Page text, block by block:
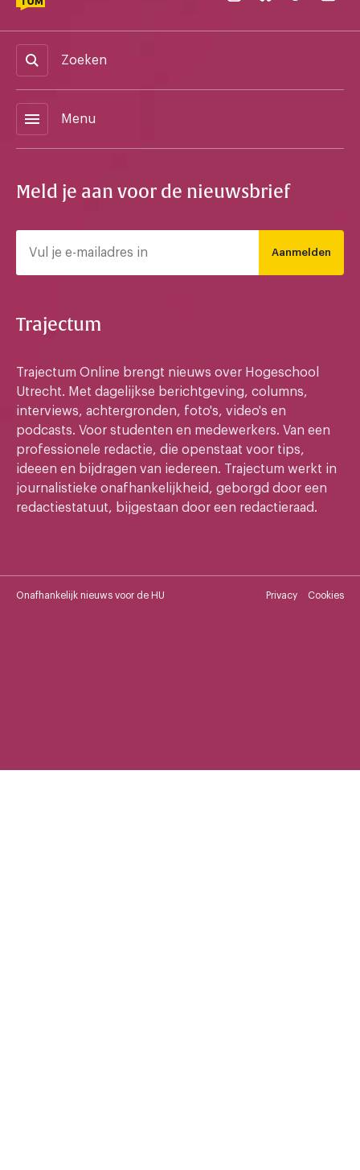
Zoeken
menu Menu
Meld je aan voor de nieuwsbrief
Aanmelden
Trajectum
Trajectum Online brengt nieuws over Hogeschool
Utrecht. Met dagelijkse berichtgeving, columns,
interviews, achtergronden, foto's, video's en
podcasts. Voor studenten en medewerkers. Van een
professionele redactie, die openstaat voor tips,
ideeen en bijdragen van iedereen. Trajectum werkt in
journalistieke onafhankelijkheid, geborgd door een
redactiestatuut, bijgestaan door een redactieraad.
Onafhankelijk nieuws voor de HU Privacy Cookies